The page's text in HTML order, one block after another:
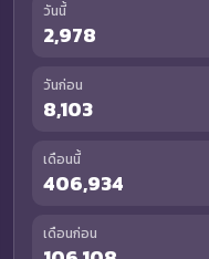
วันนี้
2,978
วันก่อน
8,103
เดือนนี้
406,934
เดือนก่อน